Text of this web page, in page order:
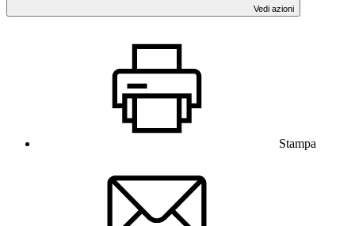
Vedi azioni
Stampa